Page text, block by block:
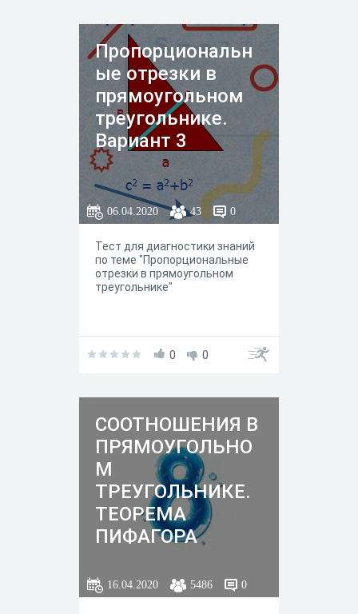
Пропорциональн
ые отрезки в
прямоугольном
треугольнике.
Вариант 3
06.04.2020 43 0
Тест для диагностики знаний
по теме "Пропорциональные
отрезки в прямоугольном
треугольнике"
0 0
СООТНОШЕНИЯ В
ПРЯМОУГОЛЬНО
М
ТРЕУГОЛЬНИКЕ.
ТЕОРЕМА
ПИФАГОРА
16.04.2020 5486 0